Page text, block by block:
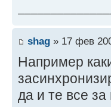
shag » 17 фев
Например
да и те все